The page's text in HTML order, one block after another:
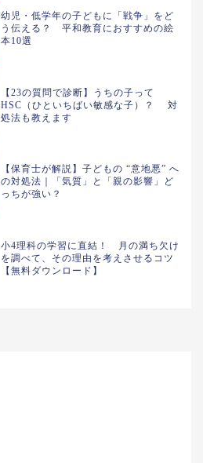
幼児・低学年の子どもに「戦争」をど
う伝える？ 平和教育におすすめの絵
本10選
【23の質問で診断】うちの子って
HSC（ひといちばい敏感な子）？ 対
処法も教えます
【保育士が解説】子どもの “意地悪” へ
の対処法｜「気質」と「親の影響」ど
っちが強い？
小4理科の学習に直結！ 月の満ち欠け
を調べて、その理由を考えさせるコツ
【無料ダウンロード】